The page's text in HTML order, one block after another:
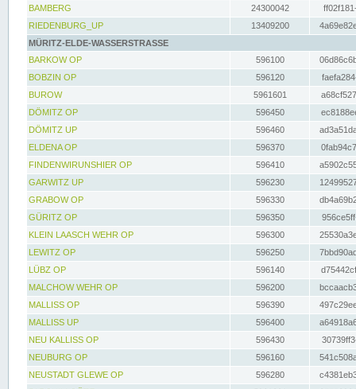
BAMBERG
24300042
RIEDENBURG_UP
13409200
MÜRITZ-ELDE-WASSERSTRASSE
BARKOW OP
596100
BOBZIN OP
596120
BUROW
5961601
DÖMITZ OP
596450
DÖMITZ UP
596460
ELDENA OP
596370
FINDENWIRUNSHIER OP
596410
GARWITZ UP
596230
GRABOW OP
596330
GÜRITZ OP
596350
KLEIN LAASCH WEHR OP
596300
LEWITZ OP
596250
LÜBZ OP
596140
MALCHOW WEHR OP
596200
MALLISS OP
596390
MALLISS UP
596400
NEU KALLISS OP
596430
NEUBURG OP
596160
NEUSTADT GLEWE OP
596280